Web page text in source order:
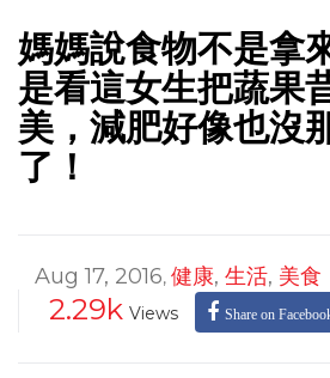
媽媽說食物不是拿
是看這女生把蔬果
美，減肥好像也沒
了！
Aug 17, 2016, 健康, 生活, 美食
2.29k Views Share on